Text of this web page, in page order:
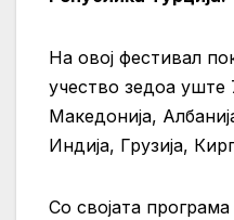
На овој фестивал
учество зедоа уште
Македонија,
Индија, Грузија,
Со својата